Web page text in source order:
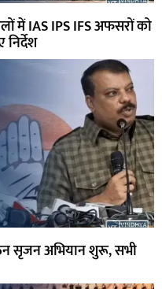
में IAS IPS IFS अफसरों को
सृजन अभियान शुरू, सभी